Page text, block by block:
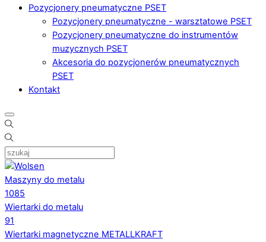
Pozycjonery pneumatyczne PSET
Pozycjonery pneumatyczne - warsztatowe PSET
Pozycjonery pneumatyczne do instrumentów
muzycznych PSET
Akcesoria do pozycjonerów pneumatycznych
PSET
Kontakt
Maszyny do metalu
1085
Wiertarki do metalu
91
Wiertarki magnetyczne METALLKRAFT